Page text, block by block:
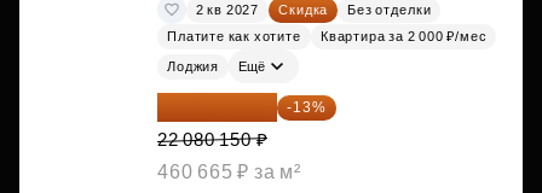
2 кв 2027 Скидка
Без отделки
Платите как хотите
Квартира за 2 000 ₽/мес
Лоджия Ещё
19 209 731 ₽ -13%
22 080 150 ₽
460 665 ₽ за м²